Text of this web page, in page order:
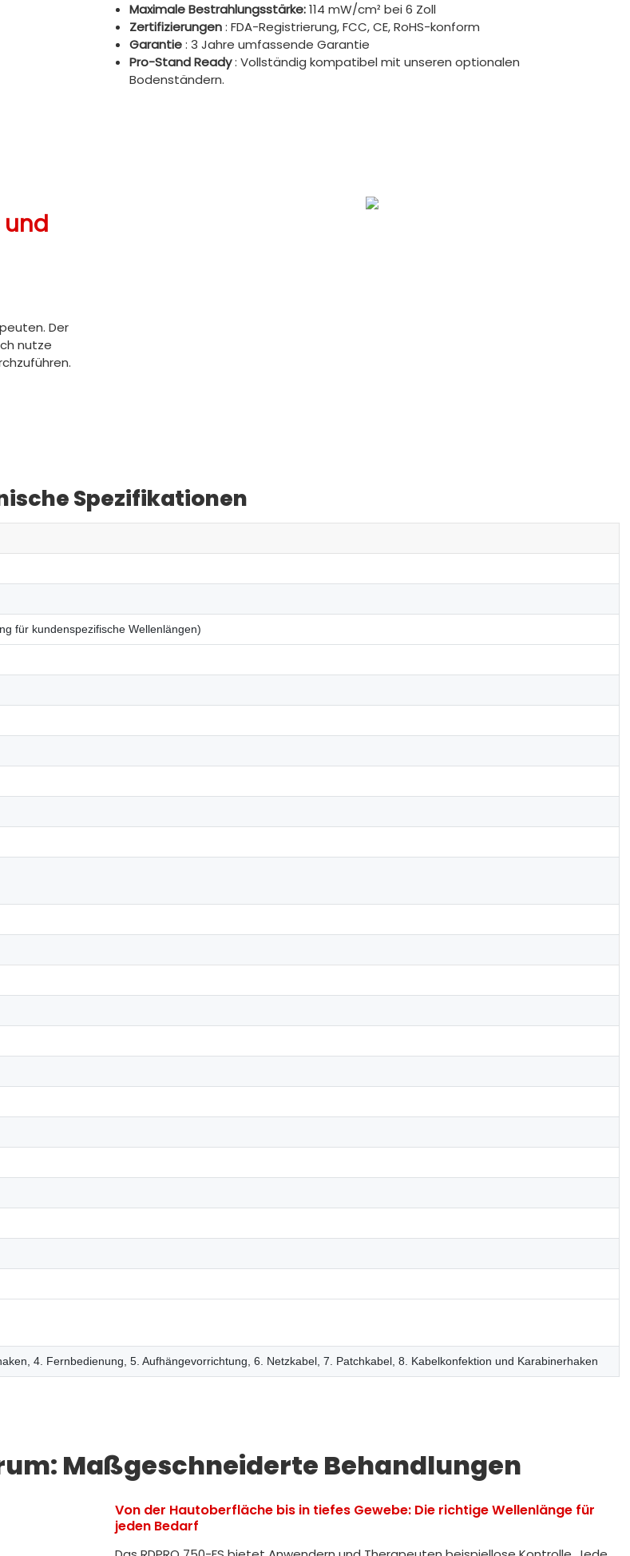
Maximale Bestrahlungsstärke:114 mW/cm² bei 6 Zoll
Zertifizierungen: FDA-Registrierung, FCC, CE, RoHS-konform
Garantie: 3 Jahre umfassende Garantie
Pro-Stand Ready: Vollständig kompatibel mit unseren optionalen
Bodenständern.
Der
nutze
Spezifikationen
für kundenspezifische Wellenlängen)
4. Fernbedienung, 5. Aufhängevorrichtung, 6. Netzkabel, 7. Patchkabel, 8. Kabelkonfektion und Karabinerhaken
Maßgeschneiderte Behandlungen
Von der Hautoberfläche bis in tiefes Gewebe: Die richtige Wellenlänge für
jeden Bedarf